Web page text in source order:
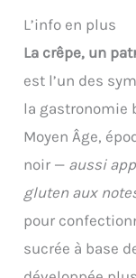
L’info en plus
La crêpe, un
est l’un des
la gastronomie
Moyen Âge,
noir — aussi
gluten aux
pour
sucrée à base